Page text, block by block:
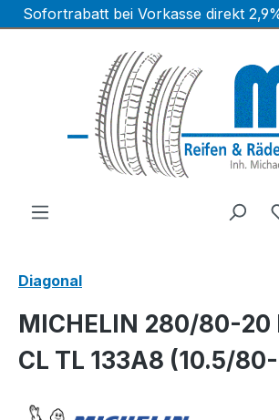
Zum Hauptinhalt springen
Sofortrabatt bei Vorkasse direkt
Diagonal
MICHELIN 280/80-20
CL TL 133A8 (10.5/